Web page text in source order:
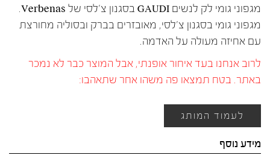
מגפוני גומי לק לנשים GAUDI בסגנון צ'לסי של Verbenas.
מגפוני גומי בסגנון צ'לסי, מאובזרים בברק ובסוליה מחורצת
עם אחיזה מעולה על האדמה.
לרוב אנחנו בעד איחור אופנתי, אבל המוצר כבר לא נמכר
באתר. בטח תמצאו פה משהו אחר שתאהבו:
לעמוד המותג
מידע נוסף